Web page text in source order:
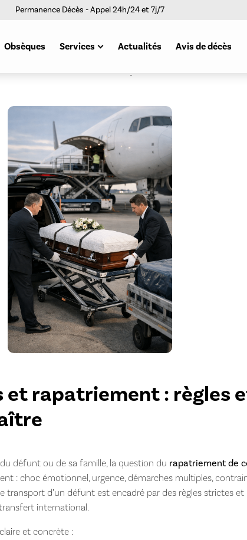
Permanence Décès - Appel 24h/24 et 7j/7
Obsèques Services
Articles funéraires
Actualités Avis de décès
et rapatriement : règles
défunt ou de sa famille, la question du rapatriement de
: choc émotionnel, urgence, démarches multiples,
transport d’un défunt est encadré par des règles strictes et
international.
et concrète :